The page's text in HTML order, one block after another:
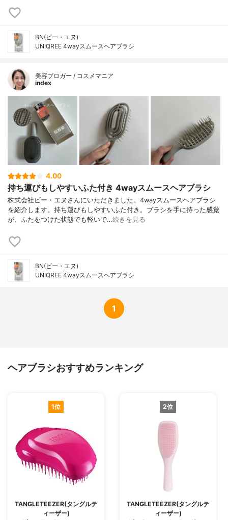
BN(ビー・エヌ)
UNIQREE 4wayスムースヘアブラシ
美容ブロガー / コスメマニア
index
4.00
持ち運びもしやすいふた付き 4wayスムースヘアブラシ
株式会社ビー・エヌさんにいただきました。4wayスムースヘアブラシ
を紹介します。持ち運びもしやすいふた付き。ブラシを手に持った感覚
が、ふたをつけた状態でも軽いで…続きを見る
BN(ビー・エヌ)
UNIQREE 4wayスムースヘアブラシ
1
ヘアブラシおすすめランキング
1位
TANGLETEEZER(タングルテ
ィーザー)
2位
TANGLETEEZER(タングルテ
ィーザー)